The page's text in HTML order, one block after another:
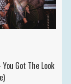
Got The Look